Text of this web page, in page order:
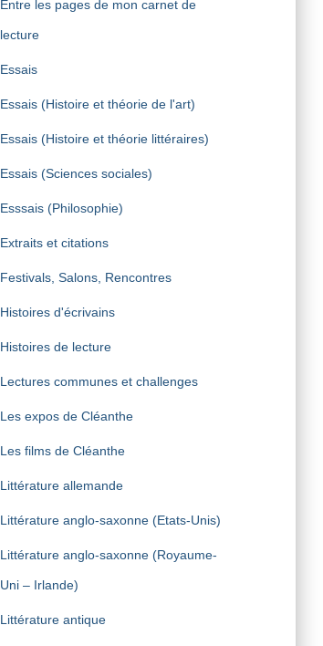
Entre les pages de mon carnet de
lecture
Essais
Essais (Histoire et théorie de l'art)
Essais (Histoire et théorie littéraires)
Essais (Sciences sociales)
Esssais (Philosophie)
Extraits et citations
Festivals, Salons, Rencontres
Histoires d'écrivains
Histoires de lecture
Lectures communes et challenges
Les expos de Cléanthe
Les films de Cléanthe
Littérature allemande
Littérature anglo-saxonne (Etats-Unis)
Littérature anglo-saxonne (Royaume-
Uni – Irlande)
Littérature antique